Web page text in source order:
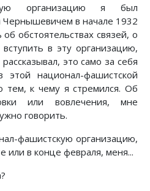
организацию я был
в начале 1932
обстоятельствах связей, о
в эту организацию,
это само за себя
этой национал-фашистской
тем, к чему я стремился. Об
или вовлечения, мне
говорить.
фашистскую организацию,
или в конце февраля, меня...